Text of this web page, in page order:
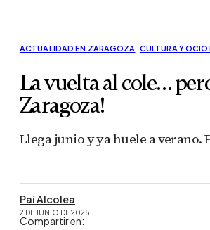
ACTUALIDAD EN ZARAGOZA, CULTURA Y
La vuelta al cole…
Zaragoza!
Llega junio y ya huele a
Pai Alcolea
2 DE JUNIO DE 2025
Compartir en: